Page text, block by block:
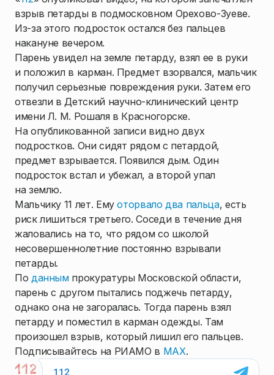
взрыв петарды в подмосковном Орехово-Зуеве.
Из-за этого подросток остался без пальцев
накануне вечером.
Парень увидел на земле петарду, взял ее в руки
и положил в карман. Предмет взорвался, мальчик
получил серьезные повреждения руки. Затем его
отвезли в Детский научно-клинический центр
имени Л. М. Рошаля в Красногорске.
На опубликованной записи видно двух
подростков. Они сидят рядом с петардой,
предмет взрывается. Появился дым. Один
подросток встал и убежал, а второй упал
на землю.
Мальчику 11 лет. Емуоторвало два пальца, есть
риск лишиться третьего. Соседи в течение дня
жаловались на то, что рядом со школой
несовершеннолетние постоянно взрывали
петарды.
По даннымпрокуратуры Московской области,
парень с другом пытались поджечь петарду,
однако она не загоралась. Тогда парень взял
петарду и поместил в карман одежды. Там
произошел взрыв, который лишил его пальцев.
Подписывайтесь на РИАМО в MAX.